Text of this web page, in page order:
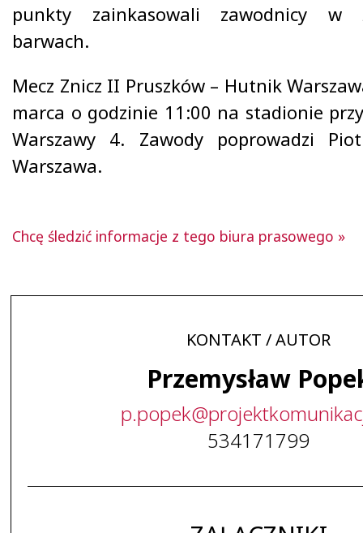
punkty zainkasowali zawodnicy w
barwach.
Mecz Znicz II Pruszków – Hutnik
marca o godzinie 11:00 na stadionie
Warszawy 4. Zawody poprowadzi
Warszawa.
Chcę śledzić informacje z tego biura prasowego »
KONTAKT / AUTOR
Przemysław
p.popek@
534171799